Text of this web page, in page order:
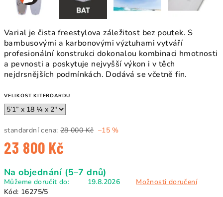
Varial je čista freestylova záležitost bez poutek. S
bambusovými a karbonovými výztuhami vytváří
profesionální konstrukci dokonalou kombinaci hmotnosti
a pevnosti a poskytuje nejvyšší výkon i v těch
nejdrsnějších podmínkách. Dodává se včetně fin.
VELIKOST KITEBOARDU
standardní cena: 28 000 Kč –15 %
23 800 Kč
cena:
Na objednání (5–7 dnů)
Můžeme doručit do: 19.8.2026
Možnosti doručení
Kód: 16275/5